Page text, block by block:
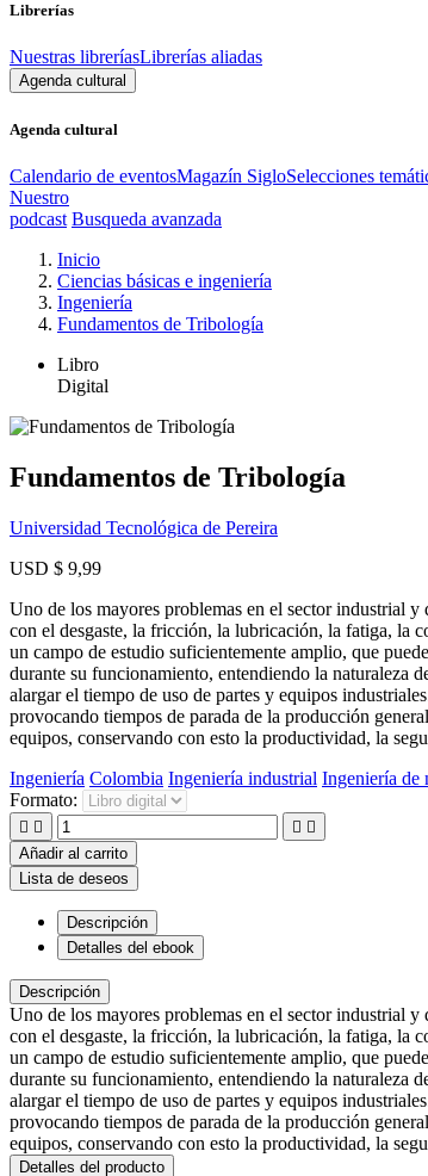
Librerías
Nuestras libreríasLibrerías aliadas
Agenda cultural
Agenda cultural
Calendario de eventosMagazín SigloSelecciones
Nuestro
podcast Busqueda avanzada
Inicio
Ciencias básicas e ingeniería
Ingeniería
Fundamentos de Tribología
Libro
Digital
Fundamentos de Tribología
Universidad Tecnológica de Pereira
USD $ 9,99
Uno de los mayores problemas en el sector industrial
con el desgaste, la fricción, la lubricación, la fatiga, la
un campo de estudio suficientemente amplio, que
durante su funcionamiento, entendiendo la naturaleza
alargar el tiempo de uso de partes y equipos
provocando tiempos de parada de la producción
equipos, conservando con esto la productividad, la
Ingeniería Colombia Ingeniería industrial Ingeniería de
Formato:
   
Añadir al carrito
Lista de deseos
Descripción
Detalles del ebook
Descripción
Uno de los mayores problemas en el sector industrial
con el desgaste, la fricción, la lubricación, la fatiga, la
un campo de estudio suficientemente amplio, que
durante su funcionamiento, entendiendo la naturaleza
alargar el tiempo de uso de partes y equipos
provocando tiempos de parada de la producción
equipos, conservando con esto la productividad, la
Detalles del producto